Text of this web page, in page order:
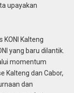
upayakan
KONI Kalteng
yang baru dilantik.
momentum
Kalteng dan Cabor,
dan